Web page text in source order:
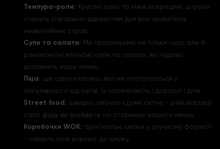
Темпура-роли: Хрусткі зовні та ніжні всередині, ці роли
стануть справжнім відкриттям для всіх любителів
незвичайних страв.
Супи та салати: Ми пропонуємо не тільки суші, але й
різноманітні японські супи та салати, які чудово
доповнять ваше меню.
Піца: ще одна класика, яка не поступається у
популярності від сетів. Їх полюбляють і дорослі і діти.
Street food: швидко, смачно і дуже ситно - різні варіації
стріт фуду ви знайдете на сторінках нашого меню.
Коробочки WOK: оригінальні смаки у зручному форматі
- оберіть собі варіант до смаку.